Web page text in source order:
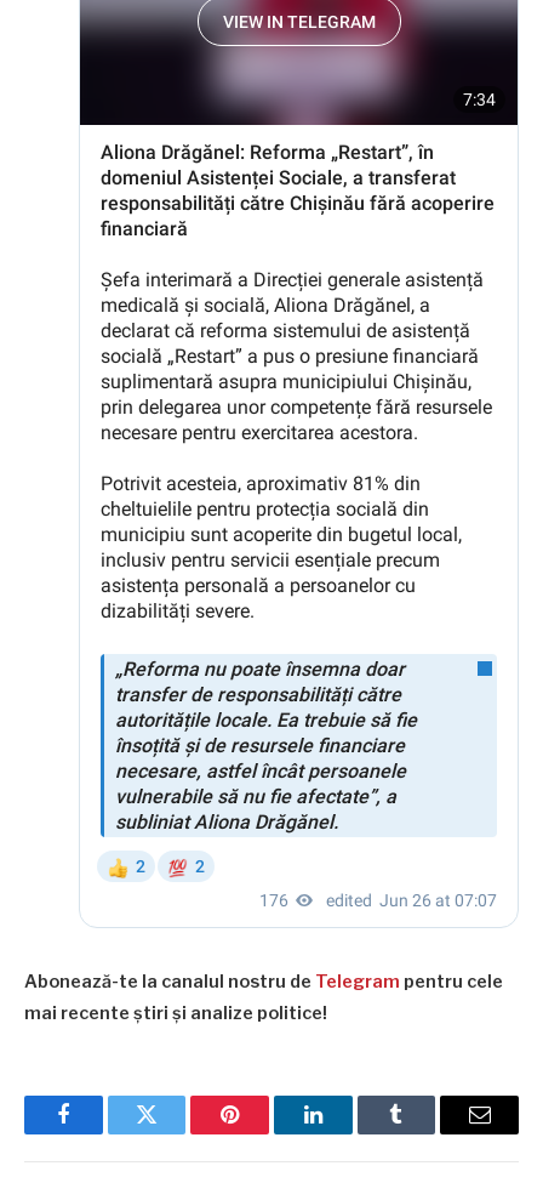
Abonează-te la canalul nostru de Telegram pentru cele
mai recente știri și analize politice!
FacebookTwitter Pinterest LinkedInTumblr Email